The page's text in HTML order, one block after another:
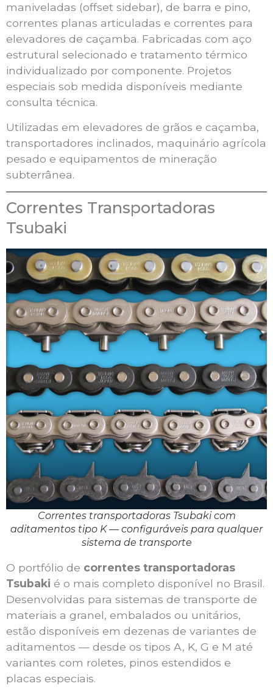
maniveladas (offset sidebar), de barra e pino,
correntes planas articuladas e correntes para
elevadores de caçamba. Fabricadas com aço
estrutural selecionado e tratamento térmico
individualizado por componente. Projetos
especiais sob medida disponíveis mediante
consulta técnica.
Utilizadas em elevadores de grãos e caçamba,
transportadores inclinados, maquinário agrícola
pesado e equipamentos de mineração
subterrânea.
Correntes Transportadoras
Tsubaki
Correntes transportadoras Tsubaki com
aditamentos tipo K — configuráveis para qualquer
sistema de transporte
O portfólio de correntes transportadoras
Tsubaki é o mais completo disponível no Brasil.
Desenvolvidas para sistemas de transporte de
materiais a granel, embalados ou unitários,
estão disponíveis em dezenas de variantes de
aditamentos — desde os tipos A, K, G e M até
variantes com roletes, pinos estendidos e
placas especiais.